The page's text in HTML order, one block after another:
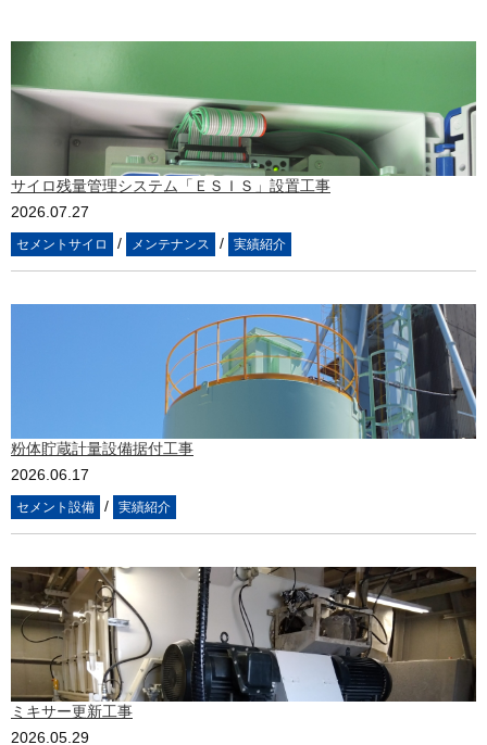
サイロ残量管理システム「ＥＳＩＳ」設置工事
2026.07.27
セメントサイロ / メンテナンス / 実績紹介
粉体貯蔵計量設備据付工事
2026.06.17
セメント設備 / 実績紹介
ミキサー更新工事
2026.05.29